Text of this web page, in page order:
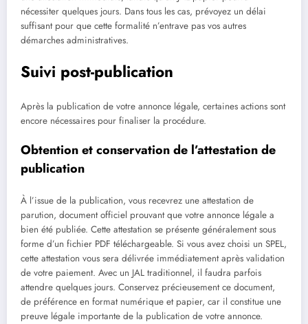
nécessiter quelques jours. Dans tous les cas, prévoyez un délai
suffisant pour que cette formalité n’entrave pas vos autres
démarches administratives.
Suivi post-publication
Après la publication de votre annonce légale, certaines actions sont
encore nécessaires pour finaliser la procédure.
Obtention et conservation de l’attestation de
publication
À l’issue de la publication, vous recevrez une attestation de
parution, document officiel prouvant que votre annonce légale a
bien été publiée. Cette attestation se présente généralement sous
forme d’un fichier PDF téléchargeable. Si vous avez choisi un SPEL,
cette attestation vous sera délivrée immédiatement après validation
de votre paiement. Avec un JAL traditionnel, il faudra parfois
attendre quelques jours. Conservez précieusement ce document,
de préférence en format numérique et papier, car il constitue une
preuve légale importante de la publication de votre annonce.